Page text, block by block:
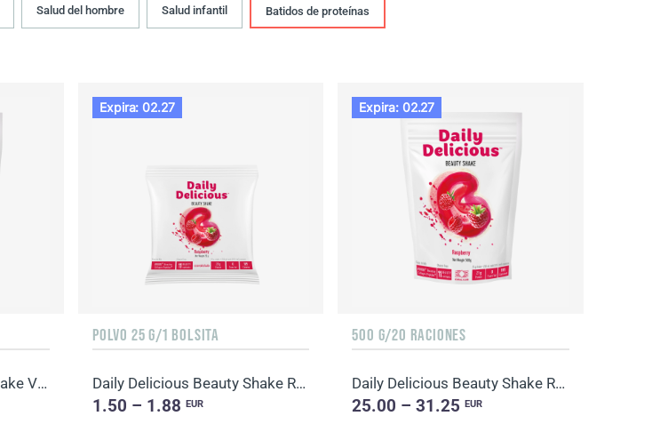
Salud del hombre Salud infantil Batidos de proteínas
Daily Delicious Beauty Shake Vanilla
Expira: 02.27
РOLVO 25 G/1 BOLSITA
Daily Delicious Beauty Shake Raspberry
1.50 – 1.88 EUR
Expira: 02.27
500 G/20 RACIONES
Daily Delicious Beauty Shake Raspberry
25.00 – 31.25EUR